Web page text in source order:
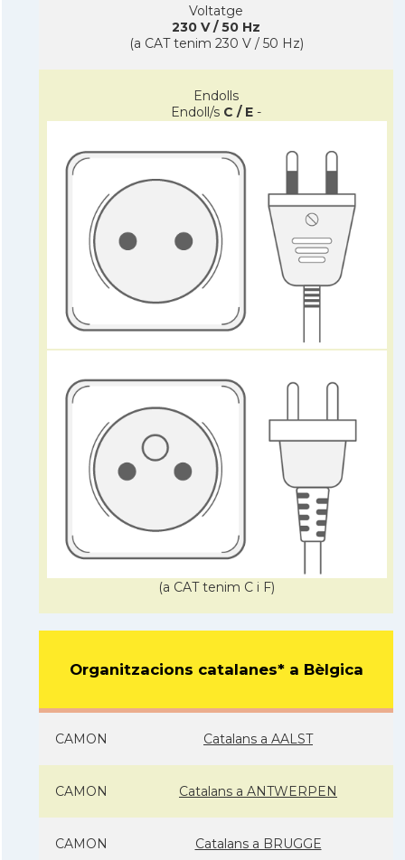
Voltatge
230 V / 50 Hz
(a CAT tenim 230 V / 50 Hz)
Endolls
Endoll/s C / E -
(a CAT tenim C i F)
Organitzacions catalanes* a Bèlgica
CAMON Catalans a AALST
CAMON Catalans a ANTWERPEN
CAMON Catalans a BRUGGE